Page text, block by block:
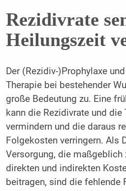
Rezidivrate
Heilungszeit
Der (Rezidiv-)Prophylaxe
Therapie bei bestehender
große Bedeutung zu. Eine
kann die Rezidivrate und die
vermindern und die daraus
Folgekosten verringern. Als
Versorgung, die maßgeblich
direkten und indirekten
beitragen, sind die fehlende